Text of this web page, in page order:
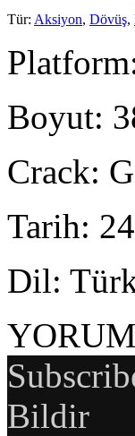
Tür: Aksiyon, Dövüş,
Platform
Boyut:
Crack:
Tarih:
Dil:
Bildir